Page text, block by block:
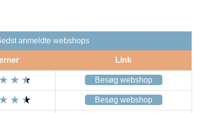
anmeldte webshops
Link
Besøg webshop
Besøg webshop